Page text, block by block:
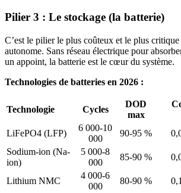
Pilier 3 : Le stockage (la batterie)
C’est le pilier le plus coûteux et le plus critique
autonome. Sans réseau électrique pour
un appoint, la batterie est le cœur du système.
Technologies de batteries en 2026 :
Technologie Cycles
DOD
max
LiFePO4 (LFP)
6 000-10
000
90-95 %
Sodium-ion (Na-
ion)
5 000-8
000
85-90 %
Lithium NMC
4 000-6
000
80-90 %